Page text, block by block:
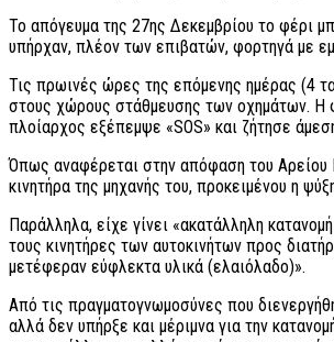
Το απόγευμα της 27ης Δεκεμβρίου το φέρι
υπήρχαν, πλέον των επιβατών, φορτηγά με
Τις πρωινές ώρες της επόμενης ημέρας (4
στους χώρους στάθμευσης των οχημάτων. Η
πλοίαρχος εξέπεμψε «SOS» και ζήτησε
Όπως αναφέρεται στην απόφαση του Αρείου
κινητήρα της μηχανής του, προκειμένου η
Παράλληλα, είχε γίνει «ακατάλληλη
τους κινητήρες των αυτοκινήτων προς
μετέφεραν εύφλεκτα υλικά (ελαιόλαδο)».
Από τις πραγματογνωμοσύνες που
αλλά δεν υπήρξε και μέριμνα για την